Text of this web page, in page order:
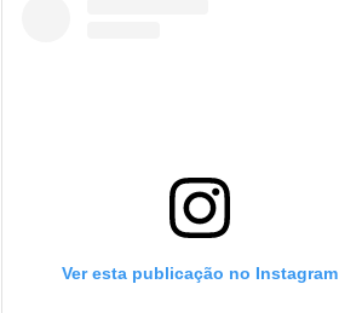
Ver esta publicação no Instagram